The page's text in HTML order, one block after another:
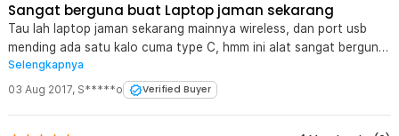
Sangat berguna buat Laptop jaman sekarang
Tau lah laptop jaman sekarang mainnya wireless, dan port usb
mending ada satu kalo cuma type C, hmm ini alat sangat berguna
bisa buat colok LAN dan nambah port USB ajibbb dah harga
murah lagi siapa bilang windows 10 harus pasang driver, tinggal
Selengkapnya
03 Aug 2017, S*****o Verified Buyer